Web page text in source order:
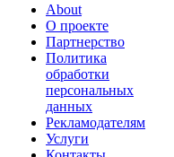
About
О проекте
Партнерство
Политика
обработки
персональных
данных
Рекламодателям
Услуги